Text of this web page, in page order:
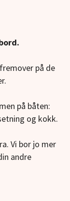
på de
på båten:
og kokk.
Vi bor jo mer
andre